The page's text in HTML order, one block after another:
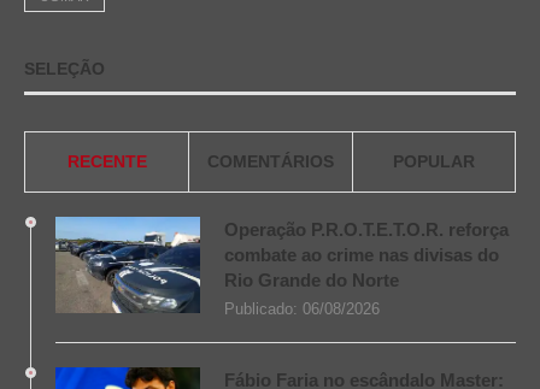
SELEÇÃO
RECENTE COMENTÁRIOS POPULAR
Operação P.R.O.T.E.T.O.R. reforça
combate ao crime nas divisas do
Rio Grande do Norte
Publicado: 06/08/2026
Fábio Faria no escândalo Master: